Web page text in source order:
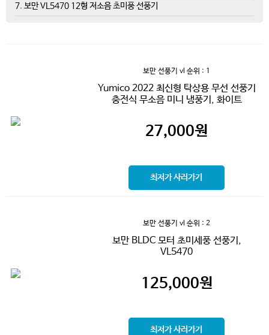
7. 보만 VL5470 12형 저소음 초미풍 선풍기
보만 선풍기 vl 순위 : 1
Yumico 2022 최신형 탁상용 무선 선풍기
충전식 무소음 미니 냉풍기, 화이트
27,000원
최저가 사러가기
보만 선풍기 vl 순위 : 2
보만 BLDC 모터 초미세풍 선풍기,
VL5470
125,000원
최저가 사러가기